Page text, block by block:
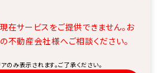
在サービスをご提供できません。 お
不動産会社様へご相談ください。
のみ表示されます。ご了承ください。